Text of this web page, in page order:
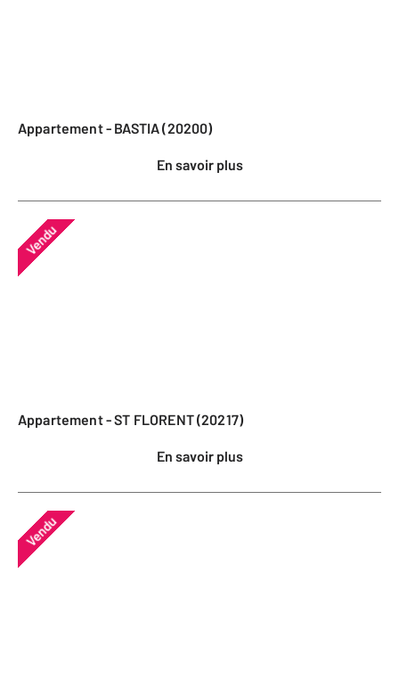
Appartement - BASTIA (20200)
En savoir plus
Vendu
Appartement - ST FLORENT (20217)
En savoir plus
Vendu